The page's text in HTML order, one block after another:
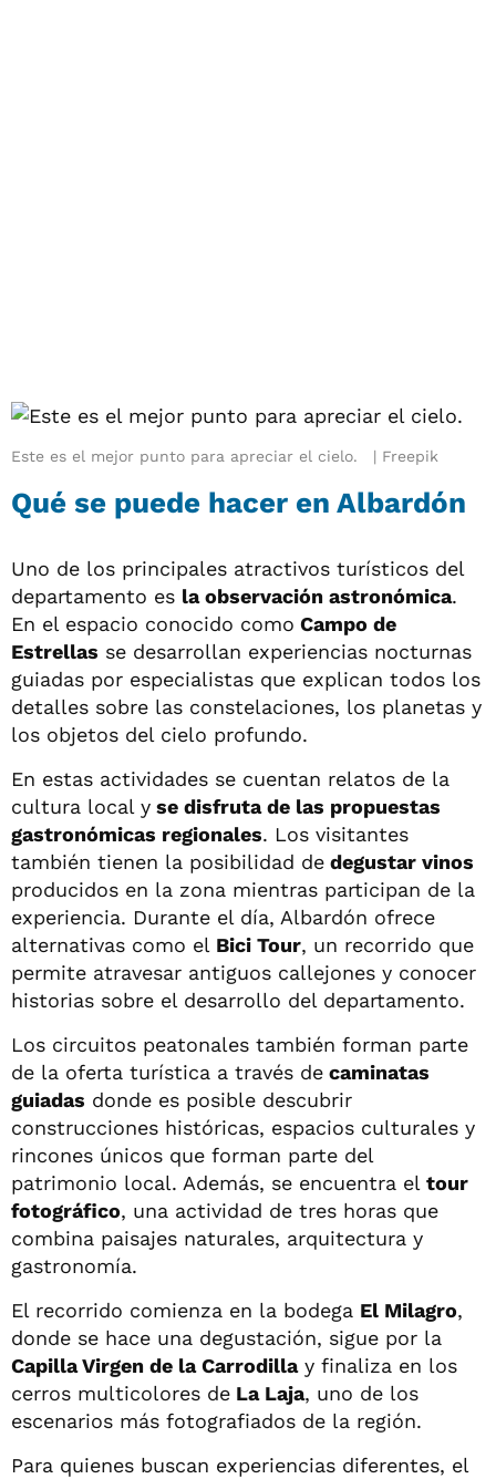
Este es el mejor punto para apreciar el cielo. Freepik
Qué se puede hacer en Albardón
Uno de los principales atractivos turísticos del
departamento es la observación astronómica.
En el espacio conocido como Campo de
Estrellas se desarrollan experiencias nocturnas
guiadas por especialistas que explican todos los
detalles sobre las constelaciones, los planetas y
los objetos del cielo profundo.
En estas actividades se cuentan relatos de la
cultura local y se disfruta de las propuestas
gastronómicas regionales. Los visitantes
también tienen la posibilidad de degustar vinos
producidos en la zona mientras participan de la
experiencia. Durante el día, Albardón ofrece
alternativas como el Bici Tour, un recorrido que
permite atravesar antiguos callejones y conocer
historias sobre el desarrollo del departamento.
Los circuitos peatonales también forman parte
de la oferta turística a través de caminatas
guiadas donde es posible descubrir
construcciones históricas, espacios culturales y
rincones únicos que forman parte del
patrimonio local. Además, se encuentra el tour
fotográfico, una actividad de tres horas que
combina paisajes naturales, arquitectura y
gastronomía.
El recorrido comienza en la bodega El Milagro,
donde se hace una degustación, sigue por la
Capilla Virgen de la Carrodillay finaliza en los
cerros multicolores de La Laja, uno de los
escenarios más fotografiados de la región.
Para quienes buscan experiencias diferentes, el